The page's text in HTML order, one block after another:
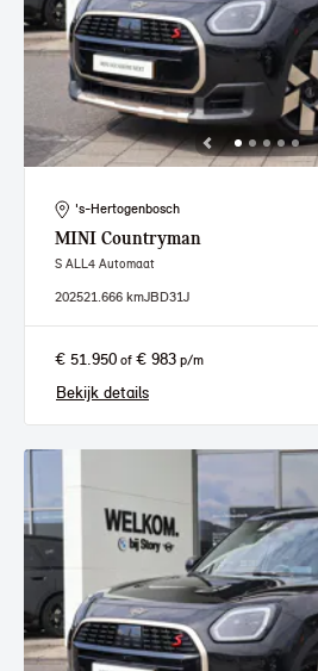
's-Hertogenbosch
MINI Countryman
S ALL4 Automaat
202521.666 kmJBD31J
€ 51.950 of € 983 p/m
Bekijk details